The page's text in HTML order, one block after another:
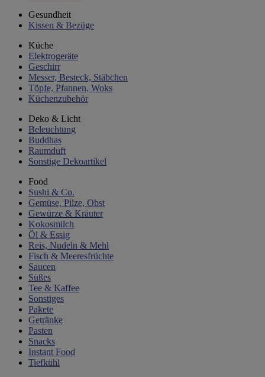
Gesundheit
Kissen & Bezüge
Küche
Elektrogeräte
Geschirr
Messer, Besteck, Stäbchen
Töpfe, Pfannen, Woks
Küchenzubehör
Deko & Licht
Beleuchtung
Buddhas
Raumduft
Sonstige Dekoartikel
Food
Sushi & Co.
Gemüse, Pilze, Obst
Gewürze & Kräuter
Kokosmilch
Öl & Essig
Reis, Nudeln & Mehl
Fisch & Meeresfrüchte
Saucen
Süßes
Tee & Kaffee
Sonstiges
Pakete
Getränke
Pasten
Snacks
Instant Food
Tiefkühl